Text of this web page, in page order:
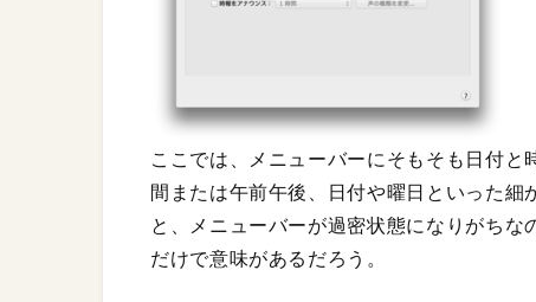
ここでは、メニューバーにそもそも日付
間または午前午後、日付や曜日といった
と、メニューバーが過密状態になりがち
だけで意味があるだろう。